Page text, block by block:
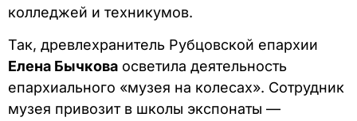
колледжей и техникумов.
Так, древлехранитель Рубцовской епархии
Елена Бычкова осветила деятельность
епархиального «музея на колесах». Сотрудник
музея привозит в школы экспонаты —